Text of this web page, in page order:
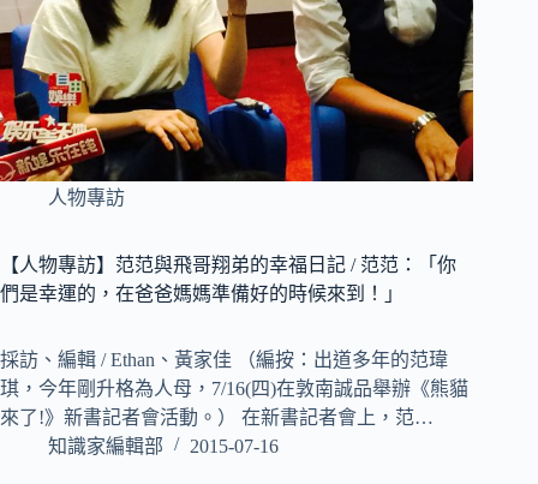
人物專訪
【人物專訪】范范與飛哥翔弟的幸福日記 / 范范：「你
們是幸運的，在爸爸媽媽準備好的時候來到！」
採訪、編輯 / Ethan、黃家佳 （編按：出道多年的范瑋
琪，今年剛升格為人母，7/16(四)在敦南誠品舉辦《熊貓
來了!》新書記者會活動。） 在新書記者會上，范…
知識家編輯部
2015-07-16